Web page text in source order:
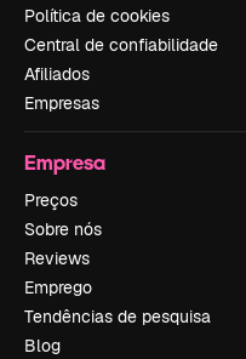
Política de cookies
Central de confiabilidade
Afiliados
Empresas
Empresa
Preços
Sobre nós
Reviews
Emprego
Tendências de pesquisa
Blog